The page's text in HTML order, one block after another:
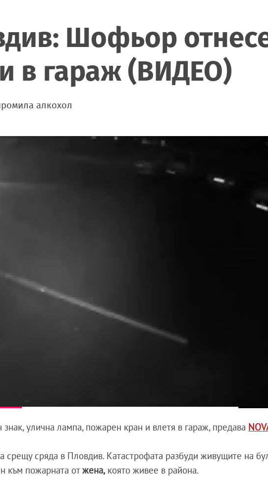
Шофьор
в гараж (ВИДЕО)
алкохол
знак, улична лампа, пожарен кран и влетя в гараж, предава
срещу сряда в Пловдив. Катастрофата разбуди живущите на
към пожарната отжена, която живее в района.